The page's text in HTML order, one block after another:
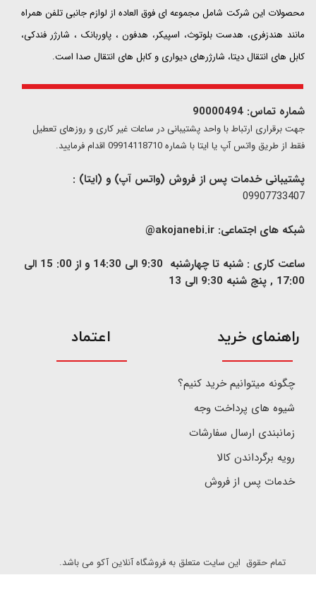
محصولات این شرکت شامل مجموعه ای فوق العاده از لوازم جانبی تلفن همراه
مانند هندزفری، هدست بلوتوث، اسپیکر، هدفون ، پاوربانک ، شارژر فندکی،
کابل های انتقال دیتا، شارژرهای دیواری و کابل های انتقال صدا است.
شماره تماس: 90000494
​​جهت برقراری ارتباط با واحد پشتیبانی در ساعات غیر کاری و روزهای تعطیل
فقط از طریق واتس آپ یا ایتا با شماره 09914118710 اقدام فرمایید.
پشتیبانی خدمات پس از فروش (واتس آپ) و (ایتا) :
09907733407
شبکه های اجتماعی: akojanebi.ir@
ساعت کاری : شنبه تا چهارشنبه 9:30 الی 14:30 و از 00: 15 الی
17:00 , پنج شنبه 9:30 الی 13
​راهنمای خرید
چگونه میتوانیم خرید کنیم؟
شیوه های پرداخت وجه
زمانبندی ارسال سفارشات
رویه برگرداندن کالا
خدمات پس از فروش
تمام حقوق این سایت متعلق به فروشگاه آنلاین آکو می باشد.
اعتماد